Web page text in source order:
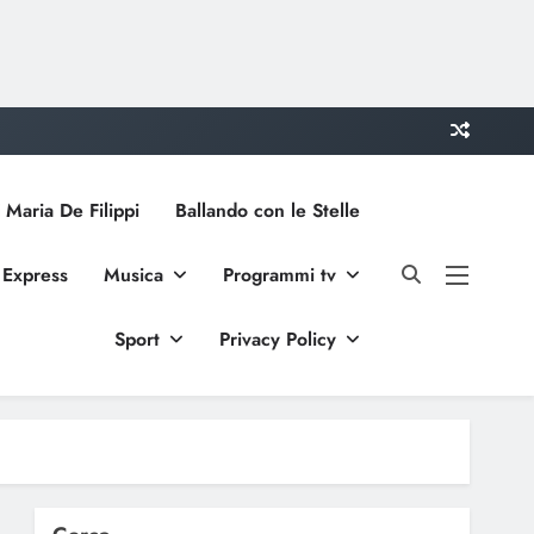
De Filippi Ballando con le Stelle
Musica Programmi tv
Sport Privacy Policy